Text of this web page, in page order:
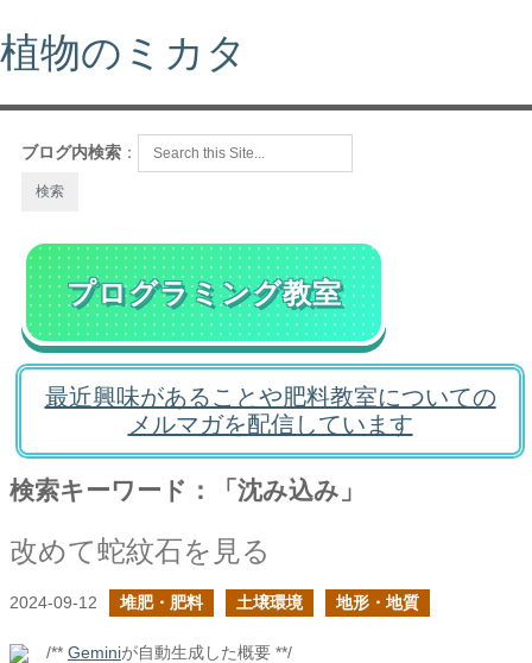
植物のミカタ
ブログ内検索 ：
プログラミング教室
最近興味があることや肥料教室についての
メルマガを配信しています
検索キーワード：「沈み込み」
改めて蛇紋石を見る
2024-09-12 堆肥・肥料 土壌環境 地形・地質
/** Geminiが自動生成した概要 **/